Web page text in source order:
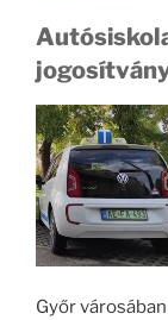
Győr